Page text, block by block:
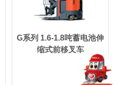
G系列 1.6-1.8吨蓄电池伸
缩式前移叉车